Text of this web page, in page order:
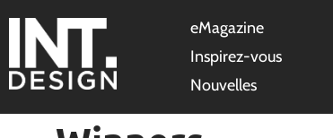
eMagazine
Inspirez-vous
Nouvelles